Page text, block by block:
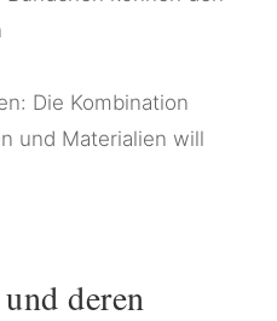
Die Kombination
und Materialien will
deren